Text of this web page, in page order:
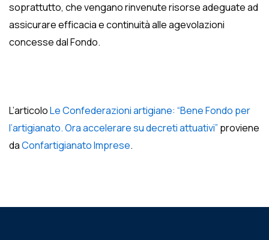
soprattutto, che vengano rinvenute risorse adeguate ad
assicurare efficacia e continuità alle agevolazioni
concesse dal Fondo.
L’articoloLe Confederazioni artigiane: “Bene Fondo per
l’artigianato. Ora accelerare su decreti attuativi” proviene
daConfartigianato Imprese.